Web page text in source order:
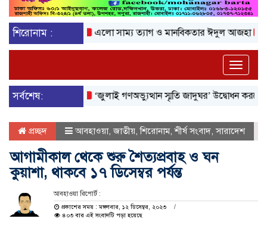
শিরোনাম : এলো সাম্য ত্যাগ ও মানবিকতার ঈদুল আজহা
Toggle
সর্বশেষ:
‘জুলাই গণঅভ্যুত্থান স্মৃতি জাদুঘর’ উদ্বোধন করলেন
প্রচ্ছদ আবহাওয়া,জাতীয়,শিরোনাম,শীর্ষ সংবাদ,সারাদেশ
আগামীকাল থেকে শুরু শৈত্যপ্রবাহ ও ঘন
কুয়াশা, থাকবে ১৭ ডিসেম্বর পর্যন্ত
আবহাওয়া রিপোর্ট :
প্রকাশের সময় : মঙ্গলবার, ১২ ডিসেম্বর, ২০২৩
৪০৩ বার এই সংবাদটি পড়া হয়েছে